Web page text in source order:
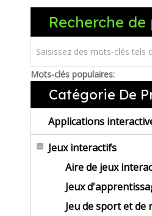
Recherche
Mots-clés populaires:
Catégorie De
Applications
Jeux interactifs
Aire de jeux
Jeux
Jeu de sport et de